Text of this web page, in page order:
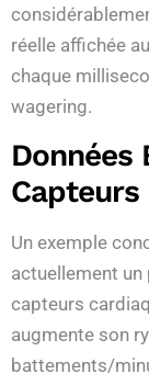
réelle affichée
chaque
wagering.
Données
Capteurs
Un exemple
actuellement
capteurs
augmente son
battements/